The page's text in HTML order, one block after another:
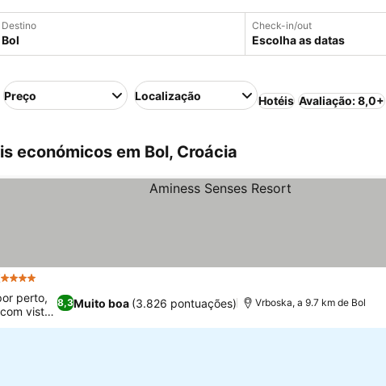
Destino Check-in/out
Escolha as datas
Preço Localização Hotéis Avaliação: 8,0+
económicos em Bol, Croácia
4 Estrelas
8,3Muito boa (3.826 pontuações)
perto,
vista
Vrboska, a 9.7 km de Bol